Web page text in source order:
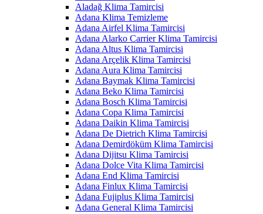
Aladağ Klima Tamircisi
Adana Klima Temizleme
Adana Airfel Klima Tamircisi
Adana Alarko Carrier Klima Tamircisi
Adana Altus Klima Tamircisi
Adana Arçelik Klima Tamircisi
Adana Aura Klima Tamircisi
Adana Baymak Klima Tamircisi
Adana Beko Klima Tamircisi
Adana Bosch Klima Tamircisi
Adana Copa Klima Tamircisi
Adana Daikin Klima Tamircisi
Adana De Dietrich Klima Tamircisi
Adana Demirdöküm Klima Tamircisi
Adana Dijitsu Klima Tamircisi
Adana Dolce Vita Klima Tamircisi
Adana End Klima Tamircisi
Adana Finlux Klima Tamircisi
Adana Fujiplus Klima Tamircisi
Adana General Klima Tamircisi